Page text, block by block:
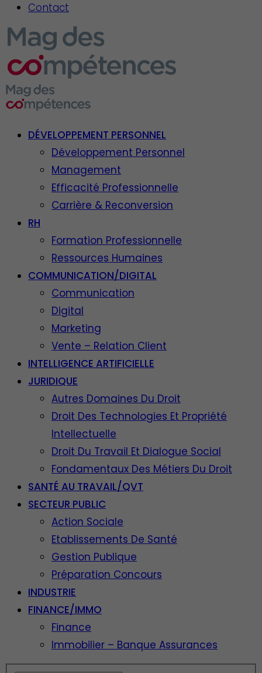
Contact
DÉVELOPPEMENT PERSONNEL
Développement Personnel
Management
Efficacité Professionnelle
Carrière & Reconversion
RH
Formation Professionnelle
Ressources Humaines
COMMUNICATION/DIGITAL
Communication
Digital
Marketing
Vente – Relation Client
INTELLIGENCE ARTIFICIELLE
JURIDIQUE
Autres Domaines Du Droit
Droit Des Technologies Et Propriété
Intellectuelle
Droit Du Travail Et Dialogue Social
Fondamentaux Des Métiers Du Droit
SANTÉ AU TRAVAIL/QVT
SECTEUR PUBLIC
Action Sociale
Etablissements De Santé
Gestion Publique
Préparation Concours
INDUSTRIE
FINANCE/IMMO
Finance
Immobilier – Banque Assurances